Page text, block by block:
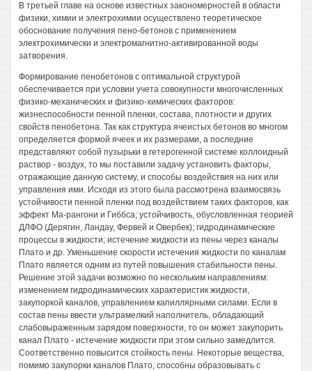
В третьей главе на основе известных закономерностей в области
физики, химии и электрохимии осуществлено теоретическое
обоснование получения пено-бетонов с применением
электрохимически и электромагнитно-активированной воды
затворения.
Формирование пенобетонов с оптимальной структурой
обеспечивается при условии учета совокупности многочисленных
физико-механических и физико-химических факторов:
жизнеспособности пенной пленки, состава, плотности и других
свойств пенобетона. Так как структура ячеистых бетонов во многом
определяется формой ячеек и их размерами, а последние
представляют собой пузырьки в гетерогенной системе коллоидный
раствор - воздух, то мы поставили задачу установить факторы,
отражающие данную систему, и способы воздействия на них или
управления ими. Исходя из этого была рассмотрена взаимосвязь
устойчивости пенной пленки под воздействием таких факторов, как
эффект Ма-рангони и Гиббса; устойчивость, обусловленная теорией
ДЛФО (Дерягин, Ландау, Фервей и Овербек); гидродинамические
процессы в жидкости; истечение жидкости из пены через каналы
Плато и др. Уменьшение скорости истечения жидкости по каналам
Плато является одним из путей повышения стабильности пены.
Решение этой задачи возможно по нескольким направлениям:
изменением гидродинамических характеристик жидкости,
закупоркой каналов, управлением капиллярными силами. Если в
состав пены ввести ультрамелкий наполнитель, обладающий
слабовыраженным зарядом поверхности, то он может закупорить
канал Плато - истечение жидкости при этом сильно замедлится.
Соответственно повысится стойкость пены. Некоторые вещества,
помимо закупорки каналов Плато, способны образовывать с